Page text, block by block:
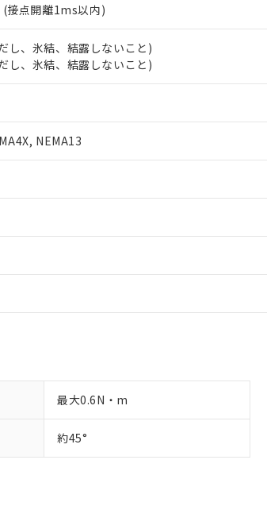
(接点開離1ms以内)
、氷結、結露しないこと)
、氷結、結露しないこと)
NEMA13
最大0.6N・m
約45°